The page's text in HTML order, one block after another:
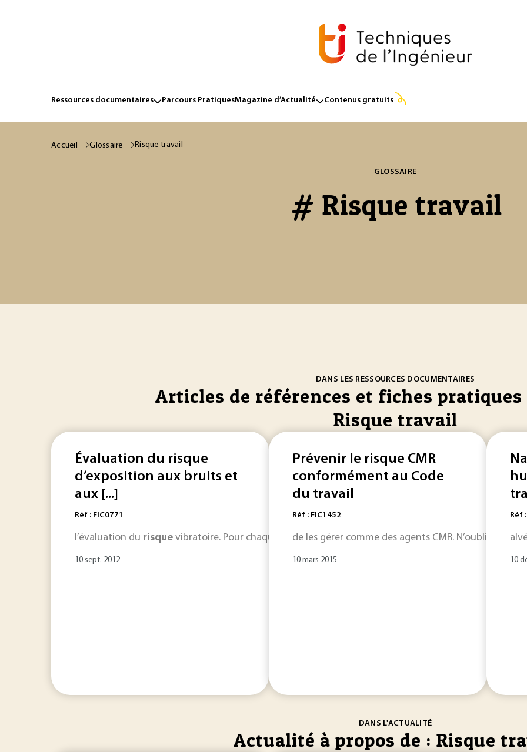
Ressources documentaires Parcours PratiquesMagazine d’Actualité Contenus gratuits
Accueil Glossaire Risque travail
GLOSSAIRE
# Risque travail
DANS LES RESSOURCES DOCUMENTAIRES
Articles de références et fiches pratiques
Risque travail
Évaluation du risque
d’exposition aux bruits et
aux [...]
Réf : FIC0771
l’évaluation du risque vibratoire. Pour chaque poste detravailidentifié comme potentiellement
10 sept. 2012
Prévenir le risque CMR
conformément au Code
du travail
Réf : FIC1452
de les gérer comme des agents CMR. N’oubliez pas
10 mars 2015
Réf
10
DANS L'ACTUALITÉ
Actualité à propos de : Risque